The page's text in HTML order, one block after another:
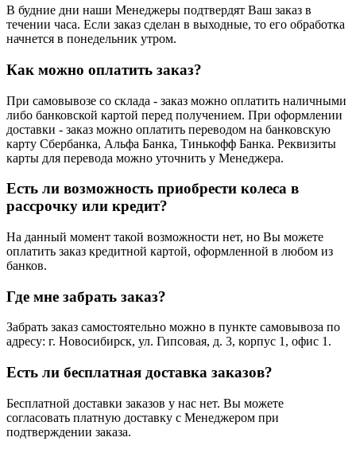
В будние дни наши Менеджеры подтвердят Ваш заказ в
течении часа. Если заказ сделан в выходные, то его обработка
начнется в понедельник утром.
Как можно оплатить заказ?
При самовывозе со склада - заказ можно оплатить наличными
либо банковской картой перед получением. При оформлении
доставки - заказ можно оплатить переводом на банковскую
карту Сбербанка, Альфа Банка, Тинькофф Банка. Реквизиты
карты для перевода можно уточнить у Менеджера.
Есть ли возможность приобрести колеса в
рассрочку или кредит?
На данный момент такой возможности нет, но Вы можете
оплатить заказ кредитной картой, оформленной в любом из
банков.
Где мне забрать заказ?
Забрать заказ самостоятельно можно в пункте самовывоза по
адресу: г. Новосибирск, ул. Гипсовая, д. 3, корпус 1, офис 1.
Есть ли бесплатная доставка заказов?
Бесплатной доставки заказов у нас нет. Вы можете
согласовать платную доставку с Менеджером при
подтверждении заказа.